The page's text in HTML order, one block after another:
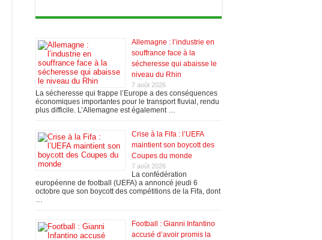
Allemagne : l’industrie en
souffrance face à la
sécheresse qui abaisse le
niveau du Rhin
7 août 2026
La sécheresse qui frappe l’Europe a des conséquences
économiques importantes pour le transport fluvial, rendu
plus difficile. L’Allemagne est également …
Crise à la Fifa : l’UEFA
maintient son boycott des
Coupes du monde
7 août 2026
La confédération
européenne de football (UEFA) a annoncé jeudi 6
octobre que son boycott des compétitions de la Fifa, dont
Football : Gianni Infantino
accusé d’avoir promis la